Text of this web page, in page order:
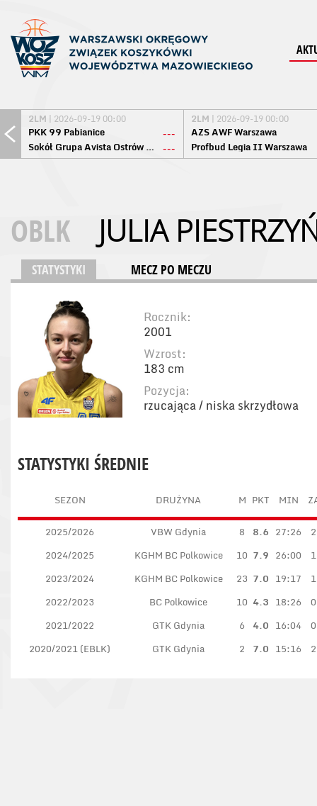
2LM | 2026-09-19 00:00
PKK 99 Pabianice
---
Sokół Grupa Avista Ostrów Maz. ---
2LM | 2026-09-19 00:00
AZS AWF Warszawa
Profbud Legia II Warszawa
OBLK JULIA
STATYSTYKI MECZ PO MECZU
Rocznik:
2001
Wzrost:
183 cm
Pozycja:
rzucająca / niska skrzydłowa
STATYSTYKI ŚREDNIE
SEZON DRUŻYNA M PKT MIN
2025/2026 VBW Gdynia 8 8.6 27:26
2024/2025
KGHM BC Polkowice 10 7.9 26:00
2023/2024
KGHM BC Polkowice 23 7.0 19:17
2022/2023
BC Polkowice 10 4.3 18:26
2021/2022
GTK Gdynia 6 4.0 16:04
2020/2021 (EBLK)
GTK Gdynia 2 7.0 15:16